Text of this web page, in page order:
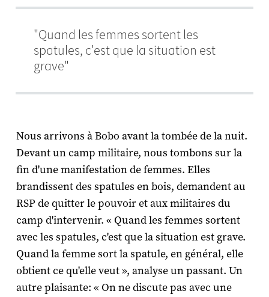
"Quand les femmes sortent les
spatules, c'est que la situation est
grave"
Nous arrivons à Bobo avant la tombée de la nuit.
Devant un camp militaire, nous tombons sur la
fin d'une manifestation de femmes. Elles
brandissent des spatules en bois, demandent au
RSP de quitter le pouvoir et aux militaires du
camp d'intervenir. « Quand les femmes sortent
avec les spatules, c'est que la situation est grave.
Quand la femme sort la spatule, en général, elle
obtient ce qu'elle veut », analyse un passant. Un
autre plaisante: « On ne discute pas avec une